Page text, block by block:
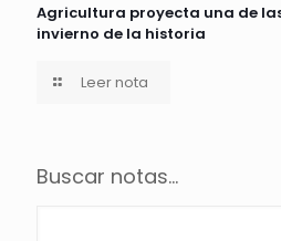
Agricultura proyecta una de
invierno de la historia
Leer nota
Buscar notas...